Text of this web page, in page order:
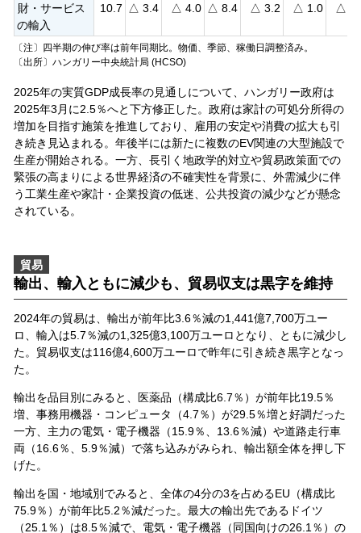
財・サービス
の輸入
10.7 △ 3.4 △ 4.0 △ 8.4 △ 3.2 △ 1.0 △
〔注〕四半期の伸び率は前年同期比。物価、季節、稼働日調整済み。
〔出所〕ハンガリー中央統計局 (HCSO)
2025年の実質GDP成長率の見通しについて、ハンガリー政府は
2025年3月に2.5％へと下方修正した。政府は家計の可処分所得の
増加を目指す施策を推進しており、雇用の安定や消費の拡大も引
き続き見込まれる。年後半には新たに複数のEV関連の大型施設で
生産が開始される。一方、長引く地政学的対立や貿易政策面での
緊張の高まりによる世界経済の不確実性を背景に、外需減少に伴
う工業生産や家計・企業投資の低迷、公共投資の減少などが懸念
されている。
貿易
輸出、輸入ともに減少も、貿易収支は黒字を維持
2024年の貿易は、輸出が前年比3.6％減の1,441億7,700万ユー
ロ、輸入は5.7％減の1,325億3,100万ユーロとなり、ともに減少し
た。貿易収支は116億4,600万ユーロで昨年に引き続き黒字となっ
た。
輸出を品目別にみると、医薬品（構成比6.7％）が前年比19.5％
増、事務用機器・コンピュータ（4.7％）が29.5％増と好調だった
一方、主力の電気・電子機器（15.9％、13.6％減）や道路走行車
両（16.6％、5.9％減）で落ち込みがみられ、輸出額全体を押し下
げた。
輸出を国・地域別でみると、全体の4分の3を占めるEU（構成比
75.9％）が前年比5.2％減だった。最大の輸出先であるドイツ
（25.1％）は8.5％減で、電気・電子機器（同国向けの26.1％）の